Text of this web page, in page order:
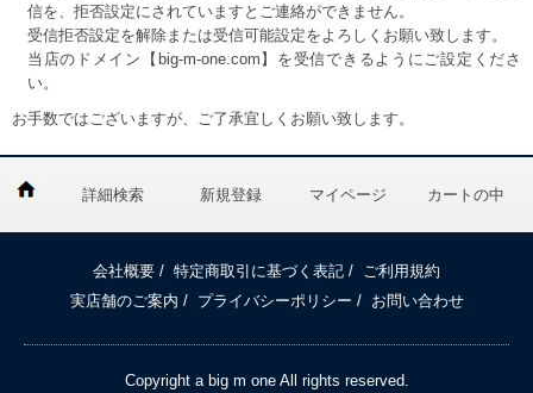
信を、拒否設定にされていますとご連絡ができません。
受信拒否設定を解除または受信可能設定をよろしくお願い致します。
当店のドメイン【big-m-one.com】を受信できるようにご設定くださ
い。
お手数ではございますが、ご了承宜しくお願い致します。
詳細検索 新規登録 マイページ カートの中
会社概要 / 特定商取引に基づく表記 /
ご利用規約
実店舗のご案内 / プライバシーポリシー / お問い合わせ
Copyright a big m one All rights reserved.